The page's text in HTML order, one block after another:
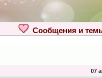
Сообщения и
07